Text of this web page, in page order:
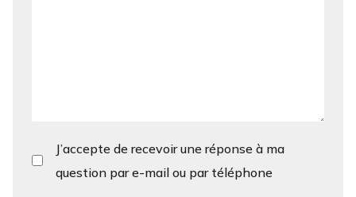
J’accepte de recevoir une réponse à ma
question par e-mail ou par téléphone